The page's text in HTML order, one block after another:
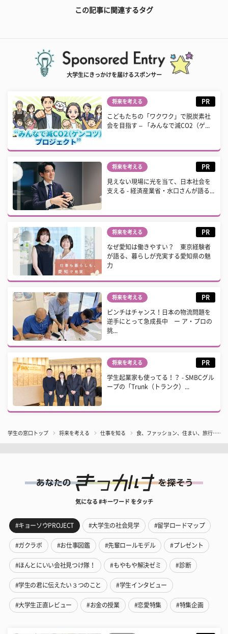
この記事に関連するタグ
大学生にきっかけを届けるスポンサー
将来を考える PR
こどもたちの「ワクワク」で脱炭素社
会を目指す – 「みんなで減CO2（ゲ...
将来を考える PR
見えない現場に光を当て、日本社会を
支える - 経済産業省・水口さんが語る...
将来を考える PR
なぜ愛知は働きやすい？ 東京経験者
が語る、暮らしが充実する愛知県の魅
力
将来を考える PR
ピンチはチャンス！日本の物流問題を
逆手にとって急成長中 ー ア・プロの
挑...
将来を考える PR
学生起業家も使ってる！？ - SMBCグル
ープの「Trunk（トランク）...
学生の窓口トップ 将来を考える 仕事を知る 食、ファッション、住まい、旅行……
気になる #キーワード をタッチ
#キョーソウPROJECT #大学生の社会見学 #留学ロードマップ
#ガクラボ #お仕事図鑑 #先輩ロールモデル #プレゼント
#ほんとにいい会社見つけ隊！ #もやもや解決ゼミ #診断
#学生の君に伝えたい３つのこと #学生インタビュー
#大学生正直レビュー #お金の授業 #恋愛特集 #特集企画